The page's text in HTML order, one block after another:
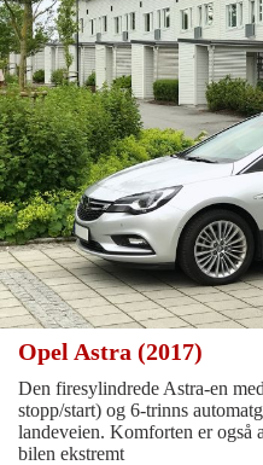
Opel Astra (2017)
Den firesylindrede Astra-en
stopp/start) og 6-trinns
landeveien. Komforten er også
bilen ekstremt